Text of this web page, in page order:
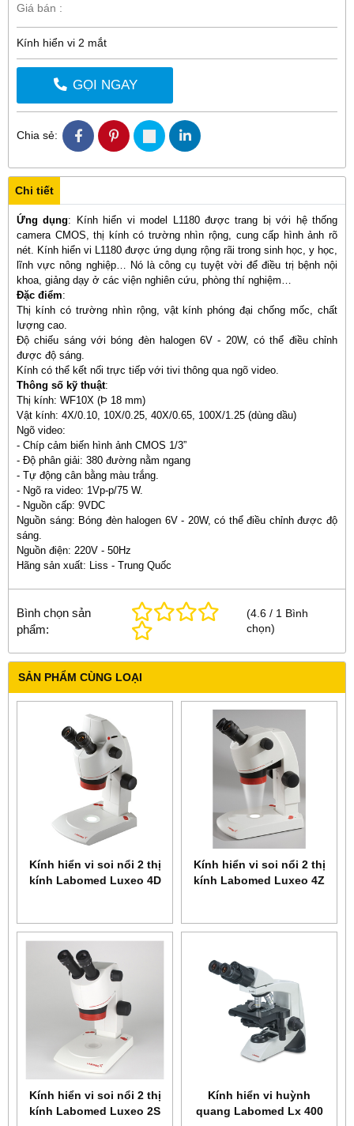
Giá bán :
Kính hiển vi 2 mắt
GỌI NGAY
Chia sẻ:
Chi tiết
Ứng dụng: Kính hiển vi model L1180 được trang bị với hệ thống
camera CMOS, thị kính có trường nhìn rộng, cung cấp hình ảnh rõ
nét. Kính hiển vi L1180 được ứng dụng rộng rãi trong sinh học, y học,
lĩnh vực nông nghiệp… Nó là công cụ tuyệt vời để điều trị bệnh nội
khoa, giảng dạy ở các viện nghiên cứu, phòng thí nghiệm…
Đặc điểm:
Thị kính có trường nhìn rộng, vật kính phóng đại chống mốc, chất
lượng cao.
Độ chiếu sáng với bóng đèn halogen 6V - 20W, có thể điều chỉnh
được độ sáng.
Kính có thể kết nối trực tiếp với tivi thông qua ngõ video.
Thông số kỹ thuật:
Thị kính: WF10X (Þ 18 mm)
Vật kính: 4X/0.10, 10X/0.25, 40X/0.65, 100X/1.25 (dùng dầu)
Ngõ video:
- Chíp cảm biến hình ảnh CMOS 1/3”
- Độ phân giải: 380 đường nằm ngang
- Tự động cân bằng màu trắng.
- Ngõ ra video: 1Vp-p/75 W.
- Nguồn cấp: 9VDC
Nguồn sáng: Bóng đèn halogen 6V - 20W, có thể điều chỉnh được độ
sáng.
Nguồn điện: 220V - 50Hz
Hãng sản xuất: Liss - Trung Quốc
Bình chọn sản
phẩm:
(4.6 / 1 Bình
chọn)
SẢN PHẨM CÙNG LOẠI
Kính hiển vi soi nổi 2 thị
kính Labomed Luxeo 4D
Kính hiển vi soi nổi 2 thị
kính Labomed Luxeo 4Z
Kính hiển vi soi nổi 2 thị
kính Labomed Luxeo 2S
Kính hiển vi huỳnh
quang Labomed Lx 400